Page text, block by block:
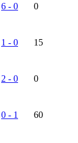
6 - 0
0
1 - 0
15
2 - 0
0
0 - 1
60